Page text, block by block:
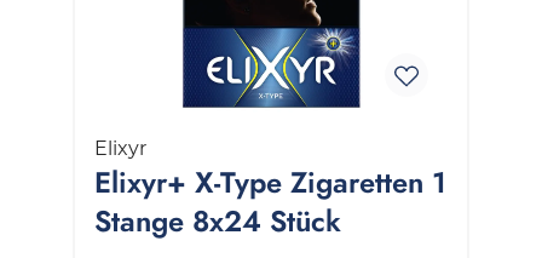
Elixyr
Elixyr+ X-Type Zigaretten 1
Stange 8x24 Stück